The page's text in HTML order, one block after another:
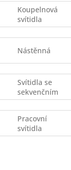
Koupelnová
svítidla
Nástěnná
Svítidla se
sekvenčním
spínáním
(DOB)
Pracovní
svítidla